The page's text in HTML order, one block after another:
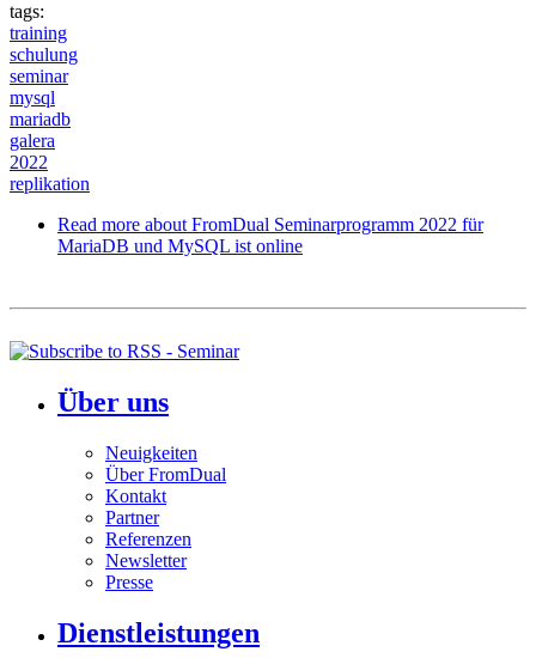
tags:
training
schulung
seminar
mysql
mariadb
galera
2022
replikation
Read more about FromDual Seminarprogramm 2022 für
MariaDB und MySQL ist online
Über uns
Neuigkeiten
Über FromDual
Kontakt
Partner
Referenzen
Newsletter
Presse
Dienstleistungen